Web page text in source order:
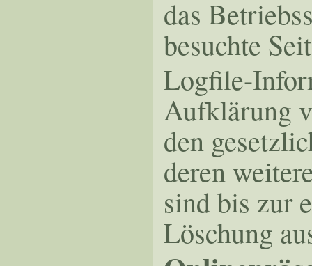
das
besuchte
Logfile-
Aufklärung
den
deren
sind bis zur
Löschung